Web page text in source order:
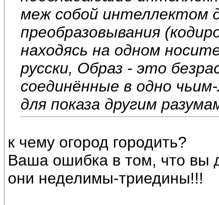
меж собой интеллектом
преобразовывания
находясь на одном
русски, Образ - это
соединённые в одно
для показа другим
к чему огород городить?
Ваша ошибка в том, что вы
они неделимы-триедины!!!